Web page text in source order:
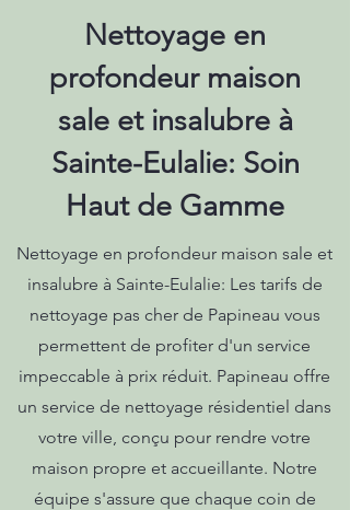
Nettoyage en
profondeur maison
sale et insalubre à
Sainte-Eulalie: Soin
Haut de Gamme
Nettoyage en profondeur maison sale et
insalubre à Sainte-Eulalie: Les tarifs de
nettoyage pas cher de Papineau vous
permettent de profiter d'un service
impeccable à prix réduit. Papineau offre
un service de nettoyage résidentiel dans
votre ville, conçu pour rendre votre
maison propre et accueillante. Notre
équipe s'assure que chaque coin de